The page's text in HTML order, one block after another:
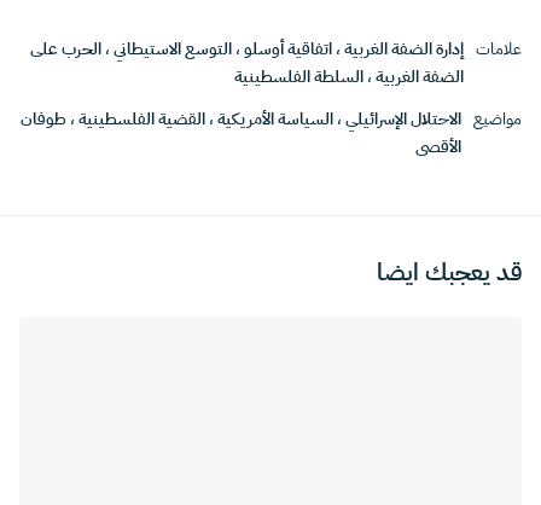
علامات إدارة الضفة الغربية،اتفاقية أوسلو،التوسع الاستيطاني،الحرب على
الضفة الغربية،السلطة الفلسطينية
مواضيع الاحتلال الإسرائيلي،السياسة الأمريكية،القضية الفلسطينية، طوفان
الأقصى
قد يعجبك ايضا